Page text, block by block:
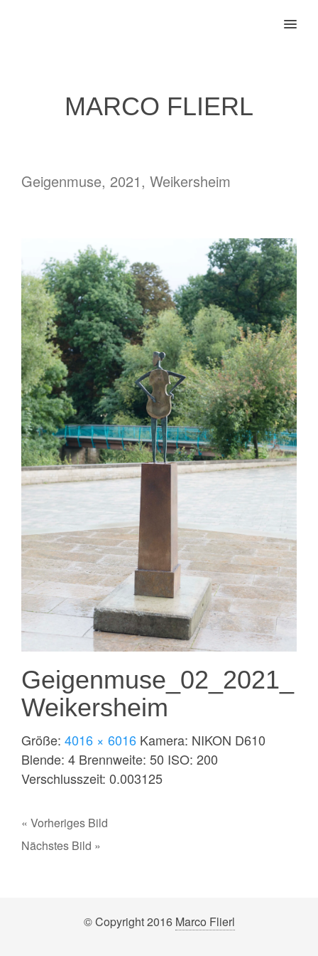
MENU
MARCO FLIERL
Geigenmuse, 2021, Weikersheim
Geigenmuse_02_2021_
Weikersheim
Größe: 4016 × 6016 Kamera: NIKON D610
Blende: 4 Brennweite: 50 ISO: 200
Verschlusszeit: 0.003125
« Vorheriges Bild
Nächstes Bild »
© Copyright 2016 Marco Flierl